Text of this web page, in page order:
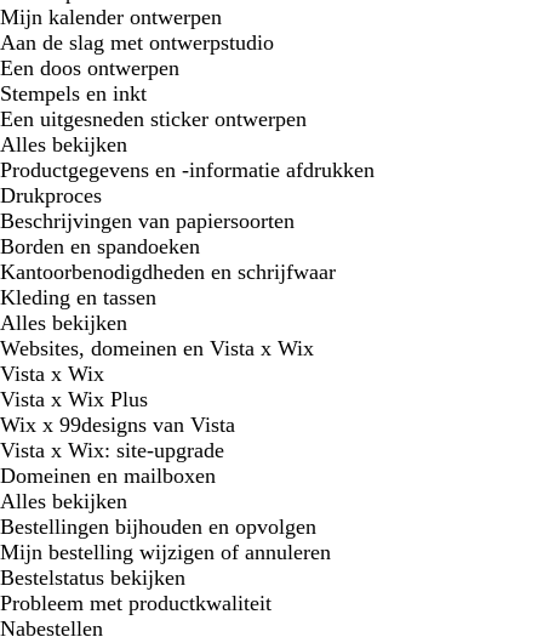
Mijn kalender ontwerpen
Aan de slag met ontwerpstudio
Een doos ontwerpen
Stempels en inkt
Een uitgesneden sticker ontwerpen
Alles bekijken
Productgegevens en -informatie afdrukken
Drukproces
Beschrijvingen van papiersoorten
Borden en spandoeken
Kantoorbenodigdheden en schrijfwaar
Kleding en tassen
Alles bekijken
Websites, domeinen en Vista x Wix
Vista x Wix
Vista x Wix Plus
Wix x 99designs van Vista
Vista x Wix: site-upgrade
Domeinen en mailboxen
Alles bekijken
Bestellingen bijhouden en opvolgen
Mijn bestelling wijzigen of annuleren
Bestelstatus bekijken
Probleem met productkwaliteit
Nabestellen